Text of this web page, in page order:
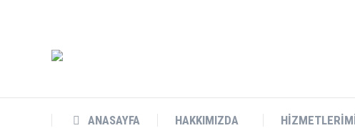
ANASAYFA HAKKIMIZDA